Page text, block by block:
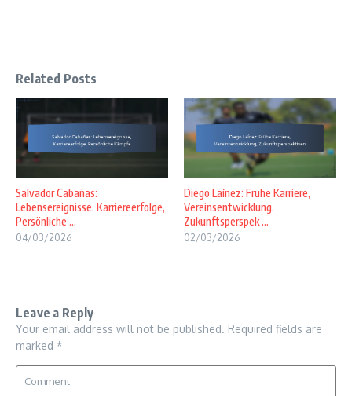
Related Posts
Salvador Cabañas:
Lebensereignisse, Karriereerfolge,
Persönliche ...
04/03/2026
Diego Laínez: Frühe Karriere,
Vereinsentwicklung,
Zukunftsperspek ...
02/03/2026
Leave a Reply
Your email address will not be published. Required fields are
marked *